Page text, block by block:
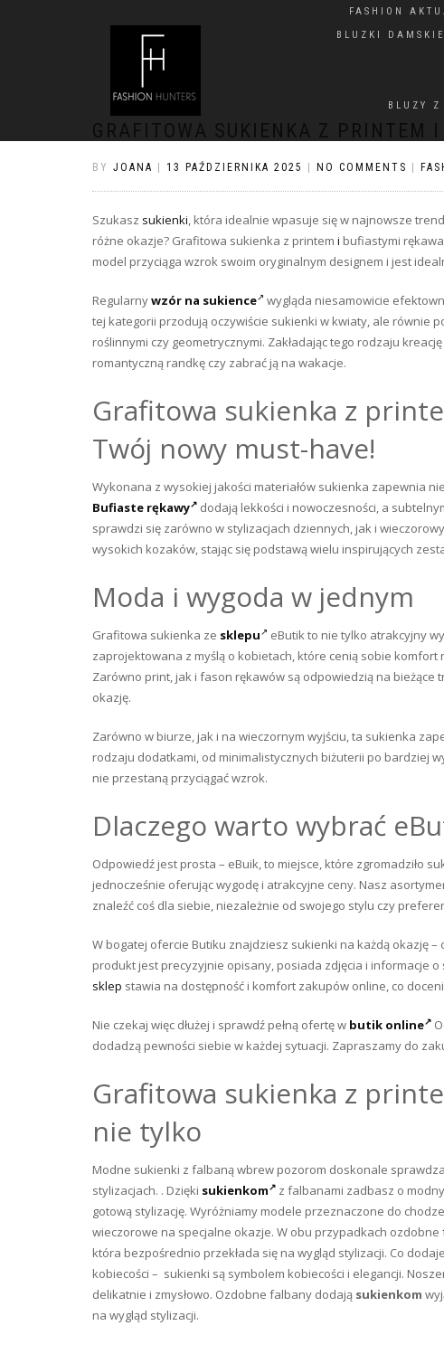
FASHION
BLUZKI DAMSKIE
BLUZY Z
GRAFITOWA SUKIENKA Z PRINTEM
BY JOANA 13 PAŹDZIERNIKA 2025 NO COMMENTS
Szukasz sukienki, która idealnie wpasuje się w najnowsze
różne okazje? Grafitowa sukienka z printem i bufiastymi
model przyciąga wzrok swoim oryginalnym designem i jest
Regularnywzór na sukience
wygląda niesamowicie
tej kategorii przodują oczywiście sukienki w kwiaty, ale równie
roślinnymi czy geometrycznymi. Zakładając tego rodzaju
romantyczną randkę czy zabrać ją na wakacje.
Grafitowa sukienka z
Twój nowy must-have!
Wykonana z wysokiej jakości materiałów sukienka zapewnia
Bufiaste rękawy
dodają lekkości i nowoczesności, a
sprawdzi się zarówno w stylizacjach dziennych, jak i
wysokich kozaków, stając się podstawą wielu inspirujących
Moda i wygoda w jednym
Grafitowa sukienka ze sklepu
eButik to nie tylko atrakcyjny
zaprojektowana z myślą o kobietach, które cenią sobie
Zarówno print, jak i fason rękawów są odpowiedzią na
okazję.
Zarówno w biurze, jak i na wieczornym wyjściu, ta sukienka
rodzaju dodatkami, od minimalistycznych biżuterii po bardziej
nie przestaną przyciągać wzrok.
Dlaczego warto wybrać
Odpowiedź jest prosta – eBuik, to miejsce, które zgromadziło
jednocześnie oferując wygodę i atrakcyjne ceny. Nasz
znaleźć coś dla siebie, niezależnie od swojego stylu czy
W bogatej ofercie Butiku znajdziesz sukienki na każdą okazję
produkt jest precyzyjnie opisany, posiada zdjęcia i informacje
sklep stawia na dostępność i komfort zakupów online, co
Nie czekaj więc dłużej i sprawdź pełną ofertę w butik online
dodadzą pewności siebie w każdej sytuacji. Zapraszamy do
Grafitowa sukienka z
nie tylko
Modne sukienki z falbaną wbrew pozorom doskonale
stylizacjach. . Dzięki sukienkom
z falbanami zadbasz o
gotową stylizację. Wyróżniamy modele przeznaczone do
wieczorowe na specjalne okazje. W obu przypadkach ozdobne
która bezpośrednio przekłada się na wygląd stylizacji. Co dodaje
kobiecości – sukienki są symbolem kobiecości i elegancji.
delikatnie i zmysłowo. Ozdobne falbany dodają sukienkom
na wygląd stylizacji.